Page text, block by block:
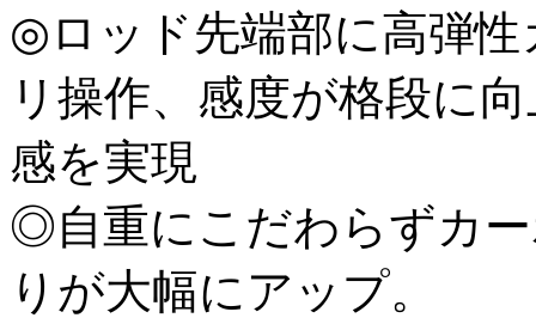
◎ロッド先端部に高弾
リ操作、感度が格段に
感を実現
◎自重にこだわらずカ
りが大幅にアップ。